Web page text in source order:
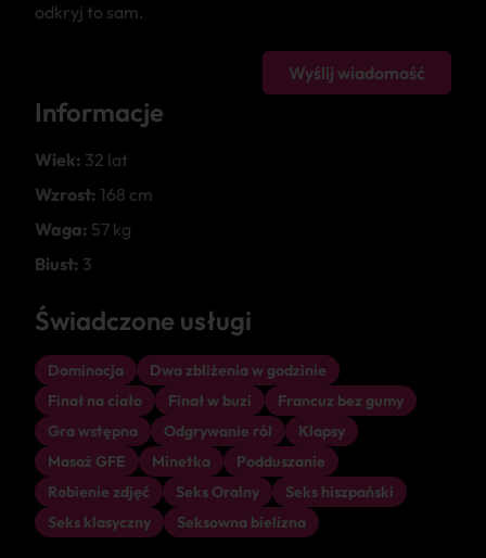
odkryj to sam.
Wyślij wiadomość
Informacje
Wiek: 32 lat
Wzrost: 168 cm
Waga: 57 kg
Biust: 3
Świadczone usługi
Dominacja
Dwa zbliżenia w godzinie
Finał na ciało
Finał w buzi
Francuz bez gumy
Gra wstępna
Odgrywanie ról
Klapsy
Masaż GFE
Minetka
Podduszanie
Robienie zdjęć
Seks Oralny
Seks hiszpański
Seks klasyczny
Seksowna bielizna